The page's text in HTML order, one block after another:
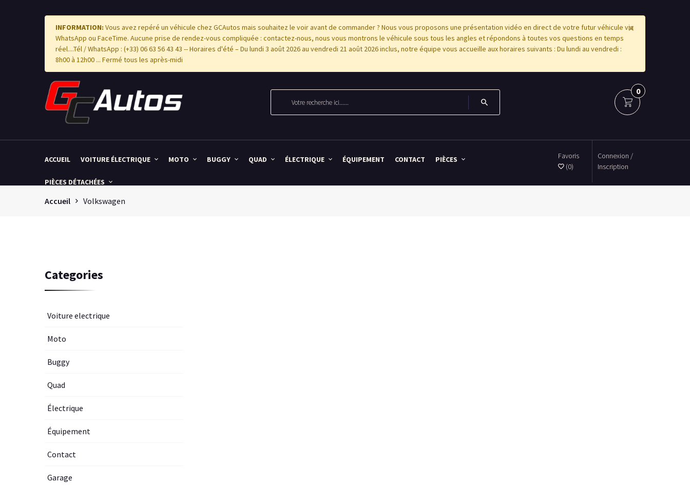
INFORMATION: Vous avez repéré un véhicule chez GCAutos mais souhaitez le voir avant de commander ? Nous vous proposons une présentation vidéo en direct de votre futur véhicule via
WhatsApp ou FaceTime. Aucune prise de rendez-vous compliquée : contactez-nous, nous vous montrons le véhicule sous tous les angles et répondons à toutes vos questions en temps
réel....Tél / WhatsApp : (+33) 06 63 56 43 43 -- Horaires d'été – Du lundi 3 août 2026 au vendredi 21 août 2026 inclus, notre équipe vous accueille aux horaires suivants : Du lundi au vendredi :
8h00 à 12h00 ... Fermé tous les après-midi
×
0
ACCUEIL VOITURE ÉLECTRIQUE MOTO BUGGY QUAD ÉLECTRIQUE ÉQUIPEMENT CONTACT PIÈCES
PIÈCES DÉTACHÉES
Favoris
(0)
Connexion /
Inscription
Accueil Volkswagen
Categories
Voiture electrique
Moto
Buggy
Quad
Électrique
Équipement
Contact
Garage